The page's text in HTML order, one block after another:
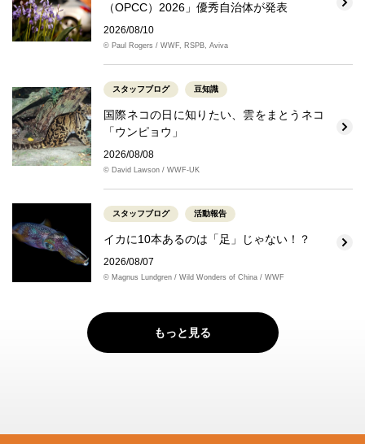
（OPCC）2026」優秀自治体が発表
2026/08/10
© Paul Rogers / WWF, RSPB, Aviva
スタッフブログ 豆知識
国際ネコの日に知りたい、雲をまとうネコ
「ウンピョウ」
2026/08/08
© David Lawson / WWF-UK
スタッフブログ 活動報告
イカに10本あるのは「足」じゃない！？
2026/08/07
© Magnus Lundgren / Wild Wonders of China / WWF
もっと見る